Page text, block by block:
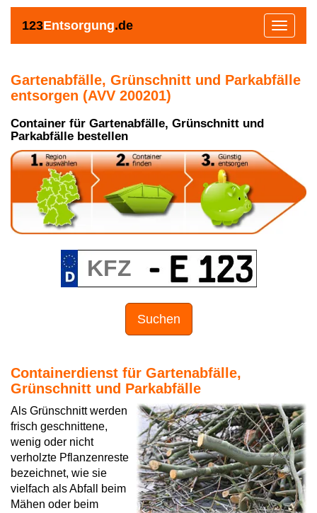
123Entsorgung.de
Toggle
Gartenabfälle, Grünschnitt und Parkabfälle
entsorgen (AVV 200201)
Container für Gartenabfälle, Grünschnitt und
Parkabfälle bestellen
Suchen
Containerdienst für Gartenabfälle,
Grünschnitt und Parkabfälle
Als Grünschnitt werden
frisch geschnittene,
wenig oder nicht
verholzte Pflanzenreste
bezeichnet, wie sie
vielfach als Abfall beim
Mähen oder beim